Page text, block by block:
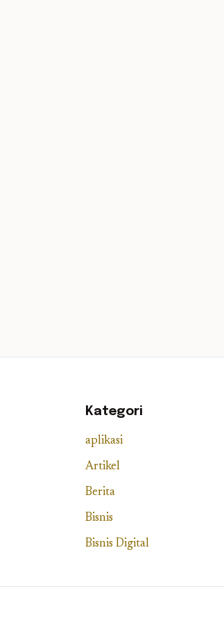
Kategori
aplikasi
Artikel
Berita
Bisnis
Bisnis Digital